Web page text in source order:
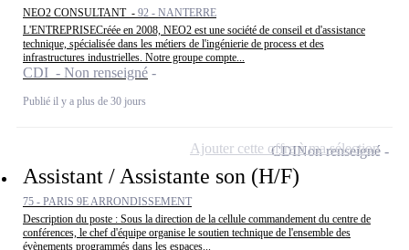
NEO2 CONSULTANT - 92 - NANTERRE
L'ENTREPRISECréée en 2008, NEO2 est une société de conseil et d'assistance
technique, spécialisée dans les métiers de l'ingénierie de process et des
infrastructures industrielles. Notre groupe compte...
CDI - Non renseigné
Publié il y a plus de 30 jours
Assistant / Assistante son (H/F)
75 - PARIS 9E ARRONDISSEMENT
Description du poste : Sous la direction de la cellule commandement du centre de
conférences, le chef d'équipe organise le soutien technique de l'ensemble des
évènements programmés dans les espaces...
CDINon renseigné
Ajouter cette offre à ma sélection